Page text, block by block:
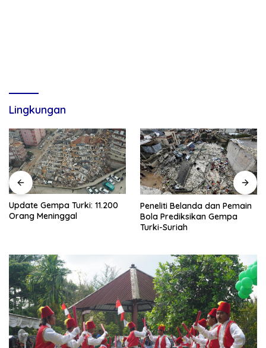
Lingkungan
Update Gempa Turki: 11.200
Orang Meninggal
Peneliti Belanda dan Pemain
Bola Prediksikan Gempa
Turki-Suriah